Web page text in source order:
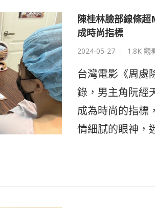
陳桂林臉部線條
成時尚指標
2024-05-27 1.8K 觀
台灣電影《周處
錄，男主角阮經
成為時尚的指標
情細膩的眼神，